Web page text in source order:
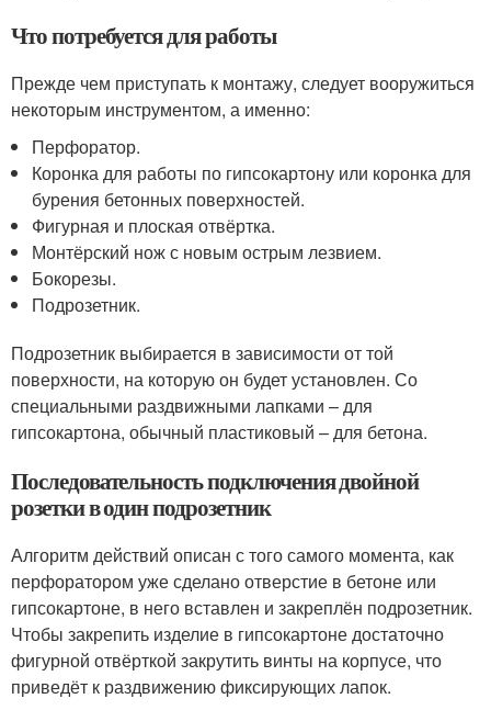
Что потребуется для работы
Прежде чем приступать к монтажу, следует вооружиться
некоторым инструментом, а именно:
Перфоратор.
Коронка для работы по гипсокартону или коронка для
бурения бетонных поверхностей.
Фигурная и плоская отвёртка.
Монтёрский нож с новым острым лезвием.
Бокорезы.
Подрозетник.
Подрозетник выбирается в зависимости от той
поверхности, на которую он будет установлен. Со
специальными раздвижными лапками – для
гипсокартона, обычный пластиковый – для бетона.
Последовательность подключения двойной
розетки в один подрозетник
Алгоритм действий описан с того самого момента, как
перфоратором уже сделано отверстие в бетоне или
гипсокартоне, в него вставлен и закреплён подрозетник.
Чтобы закрепить изделие в гипсокартоне достаточно
фигурной отвёрткой закрутить винты на корпусе, что
приведёт к раздвижению фиксирующих лапок.